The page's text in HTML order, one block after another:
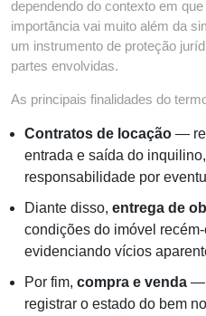
dependendo do contexto em
importância vai muito além da
um instrumento de proteção
partes envolvidas.
As principais finalidades do
Contratos de locação —
entrada e saída do
responsabilidade por
Diante disso, entrega de
condições do imóvel
evidenciando vícios
Por fim, compra e venda —
registrar o estado do bem